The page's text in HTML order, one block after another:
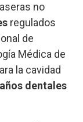
no
regulados
de
Médica de
la cavidad
dentales